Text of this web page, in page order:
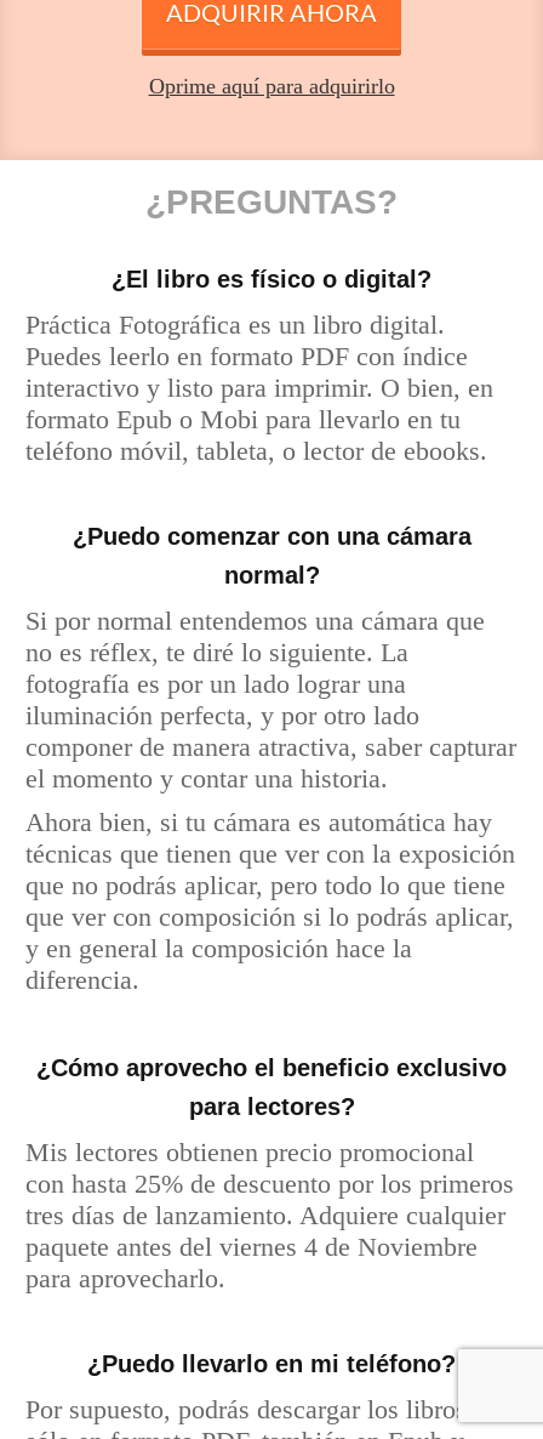
ADQUIRIR AHORA
Oprime aquí para adquirirlo
¿PREGUNTAS?
¿El libro es físico o digital?
Práctica Fotográfica es un libro digital.
Puedes leerlo en formato PDF con índice
interactivo y listo para imprimir. O bien, en
formato Epub o Mobi para llevarlo en tu
teléfono móvil, tableta, o lector de ebooks.
¿Puedo comenzar con una cámara
normal?
Si por normal entendemos una cámara que
no es réflex, te diré lo siguiente. La
fotografía es por un lado lograr una
iluminación perfecta, y por otro lado
componer de manera atractiva, saber capturar
el momento y contar una historia.
Ahora bien, si tu cámara es automática hay
técnicas que tienen que ver con la exposición
que no podrás aplicar, pero todo lo que tiene
que ver con composición si lo podrás aplicar,
y en general la composición hace la
diferencia.
¿Cómo aprovecho el beneficio exclusivo
para lectores?
Mis lectores obtienen precio promocional
con hasta 25% de descuento por los primeros
tres días de lanzamiento. Adquiere cualquier
paquete antes del viernes 4 de Noviembre
para aprovecharlo.
¿Puedo llevarlo en mi teléfono?
Por supuesto, podrás descargar los libros no